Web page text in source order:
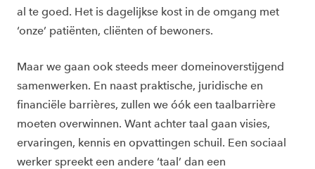
al te goed. Het is dagelijkse kost in de omgang met
‘onze’ patiënten, cliënten of bewoners.
Maar we gaan ook steeds meer domeinoverstijgend
samenwerken. En naast praktische, juridische en
financiële barrières, zullen we óók een taalbarrière
moeten overwinnen. Want achter taal gaan visies,
ervaringen, kennis en opvattingen schuil. Een sociaal
werker spreekt een andere ‘taal’ dan een